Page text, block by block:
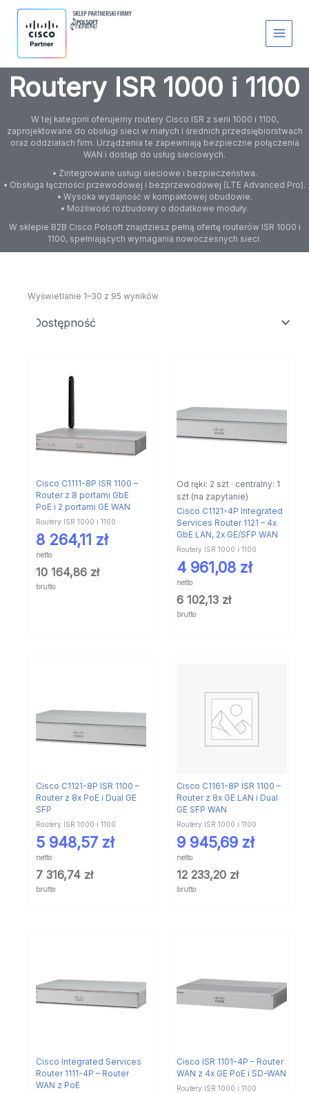
Routery ISR 1000 i 1100
W tej kategorii oferujemy routery Cisco ISR z serii 1000 i 1100,
zaprojektowane do obsługi sieci w małych i średnich przedsiębiorstwach
oraz oddziałach firm. Urządzenia te zapewniają bezpieczne połączenia
WAN i dostęp do usług sieciowych.
• Zintegrowane usługi sieciowe i bezpieczeństwa.
• Obsługa łączności przewodowej i bezprzewodowej (LTE Advanced Pro).
• Wysoka wydajność w kompaktowej obudowie.
• Możliwość rozbudowy o dodatkowe moduły.
W sklepie B2B Cisco Polsoft znajdziesz pełną ofertę routerów ISR 1000 i
1100, spełniających wymagania nowoczesnych sieci.
u
s
Wyświetlanie 1–30 z 95 wyników
Cisco C1111-8P ISR 1100 –
Router z 8 portami GbE
PoE i 2 portami GE WAN
Routery ISR 1000 i 1100
8 264,11 zł
netto
10 164,86 zł
brutto
Od ręki: 2 szt · centralny: 1
szt (na zapytanie)
Cisco C1121-4P Integrated
Services Router 1121 – 4x
GbE LAN, 2x GE/SFP WAN
Routery ISR 1000 i 1100
4 961,08 zł
netto
6 102,13 zł
brutto
Cisco C1121-8P ISR 1100 –
Router z 8x PoE i Dual GE
SFP
Routery ISR 1000 i 1100
5 948,57 zł
netto
7 316,74 zł
brutto
Cisco C1161-8P ISR 1100 –
Router z 8x GE LAN i Dual
GE SFP WAN
Routery ISR 1000 i 1100
9 945,69 zł
netto
12 233,20 zł
brutto
Cisco Integrated Services
Router 1111-4P – Router
WAN z PoE
Cisco ISR 1101-4P – Router
WAN z 4x GE PoE i SD-WAN
Routery ISR 1000 i 1100